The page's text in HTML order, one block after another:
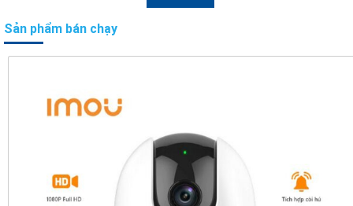
Sản phẩm bán chạy